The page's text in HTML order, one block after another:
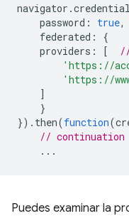
navigator .
password : true,
federated :
{
providers : [
'https://
'https://
]
}
}). then(function(
// continuation
...
Puedes examinar la